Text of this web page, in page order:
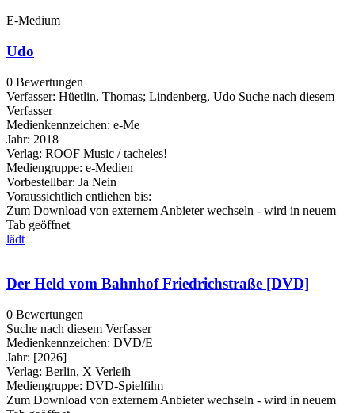
E-Medium
Udo
0 Bewertungen
Verfasser: Hüetlin, Thomas; Lindenberg, Udo Suche nach diesem
Verfasser
Medienkennzeichen: e-Me
Jahr: 2018
Verlag: ROOF Music / tacheles!
Mediengruppe: e-Medien
Vorbestellbar: Ja Nein
Voraussichtlich entliehen bis:
Zum Download von externem Anbieter wechseln - wird in neuem
Tab geöffnet
lädt
Der Held vom Bahnhof Friedrichstraße [DVD]
0 Bewertungen
Suche nach diesem Verfasser
Medienkennzeichen: DVD/E
Jahr: [2026]
Verlag: Berlin, X Verleih
Mediengruppe: DVD-Spielfilm
Zum Download von externem Anbieter wechseln - wird in neuem